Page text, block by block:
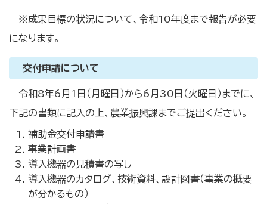
※成果目標の状況について、令和10年度まで報告が必要
になります。
交付申請について
令和8年6月1日（月曜日）から6月30日（火曜日）までに、
下記の書類に記入の上、農業振興課までご提出ください。
補助金交付申請書
事業計画書
導入機器の見積書の写し
導入機器のカタログ、技術資料、設計図書（事業の概要
が分かるもの）